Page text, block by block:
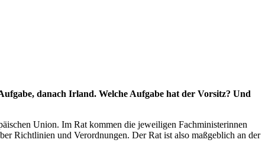
danach Irland. Welche Aufgabe hat der Vorsitz? Und
Union. Im Rat kommen die jeweiligen Fachministerinnen
Richtlinien und Verordnungen. Der Rat ist also maßgeblich an der